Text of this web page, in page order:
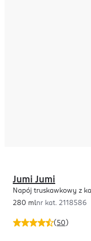
( 50 )
Jumi Jumi
Napój truskawkowy z
280 mlnr kat. 2118586